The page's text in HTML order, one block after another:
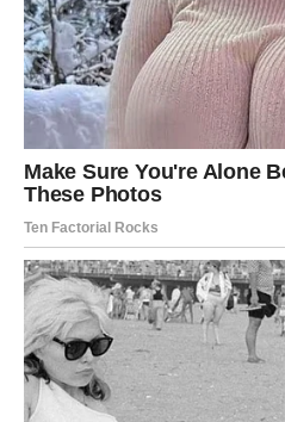
Dajte sebi vremena da
kažete ili uradite.
OVAJ VIKEND
PREKRETNICU
mogao bi označiti početak
vašem životu.
Neke stvari će završiti, ali
mnogo bolje.